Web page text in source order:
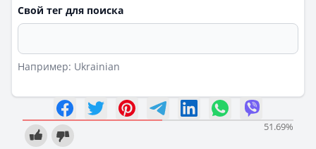
Свой тег для поиска
Например: Ukrainian
51.69%